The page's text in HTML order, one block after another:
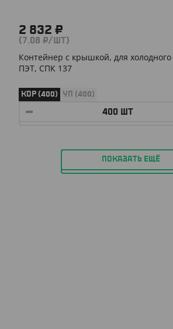
2 832 ₽
(7.08 ₽/ШТ)
Контейнер с крышкой, для
ПЭТ, СПК 137
КОР (400) УП (400)
ПОКАЗАТЬ ЕЩЁ